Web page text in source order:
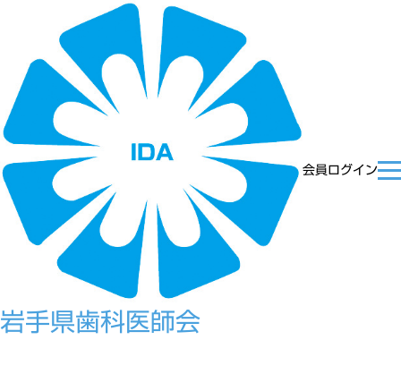
岩手県歯科医師会
会員ログイン